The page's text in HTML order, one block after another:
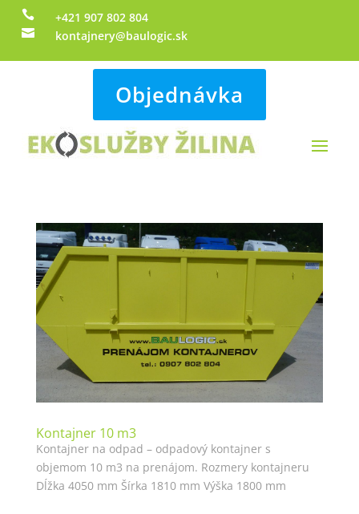
 +421 907 802 804
 kontajnery@baulogic.sk
Objednávka
Kontajner 10 m3
Kontajner na odpad – odpadový kontajner s
objemom 10 m3 na prenájom. Rozmery kontajneru
Dĺžka 4050 mm Šírka 1810 mm Výška 1800 mm